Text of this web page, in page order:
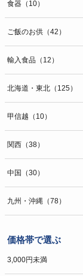
食器（10）
ご飯のお供（42）
輸入食品（12）
北海道・東北（125）
甲信越（10）
関西（38）
中国（30）
九州・沖縄（78）
価格帯で選ぶ
3,000円未満